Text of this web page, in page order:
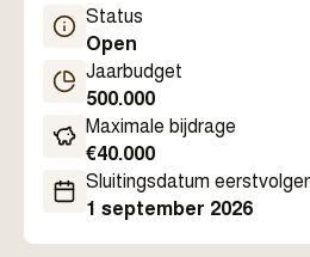
erfgoed en archeologie, zowel
als uitvoering van een project.
Status
Open
Jaarbudget
500.000
Maximale bijdrage
€40.000
Sluitingsdatum
1 september 2026